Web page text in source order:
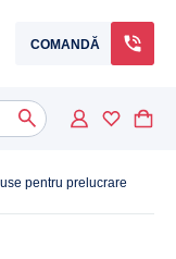
COMANDĂ
use up and down
pentru prelucrare